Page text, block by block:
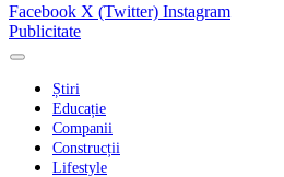
Facebook X (Twitter) Instagram
Publicitate
Știri
Educație
Companii
Construcții
Lifestyle